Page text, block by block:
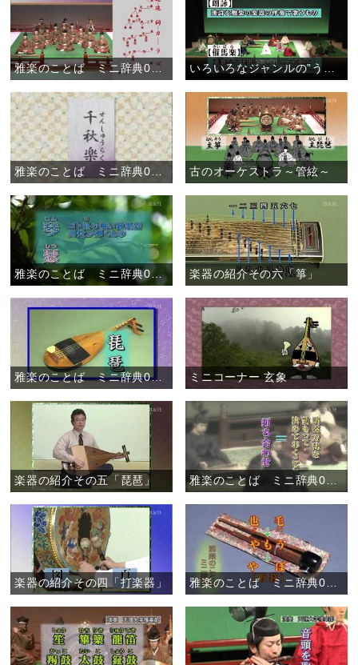
雅楽のことば ミニ辞典09 「二の句が継げない」
古のオーケストラ～管絃～
雅楽のことば ミニ辞典07 「琴瑟相和す」 楽器の紹介その六「箏」
雅楽のことば ミニ辞典06 「琵琶」 ミニコーナー 玄象
楽器の紹介その五「琵琶」
楽器の紹介その四「打楽器」 雅楽のことば ミニ辞典04 「野暮」